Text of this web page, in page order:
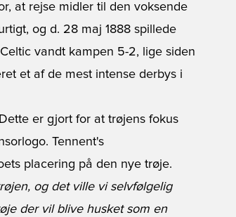
at rejse midler til den voksende
og d. 28 maj 1888 spillede
vandt kampen 5-2, lige siden
et af de mest intense derbys i
er gjort for at trøjens fokus
Tennent's
placering på den nye trøje.
og det ville vi selvfølgelig
der vil blive husket som en